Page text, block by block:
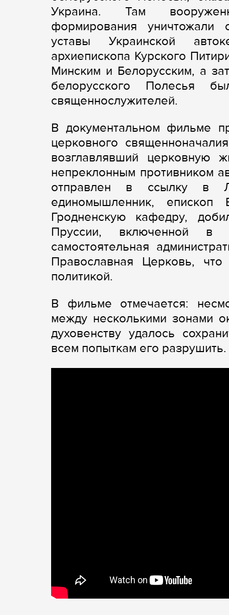
Украина. Там
формирования уничтожали
уставы Украинской
архиепископа Курского
Минским и Белорусским, а
белорусского Полесья
священнослужителей.
В документальном фильме
церковного
возглавлявший церковную
непреклонным противником
отправлен в ссылку в
единомышленник, епископ
Гродненскую кафедру,
Пруссии, включенной в
самостоятельная
Православная Церковь,
политикой.
В фильме отмечается:
между несколькими зонами
духовенству удалось
всем попыткам его разрушить.